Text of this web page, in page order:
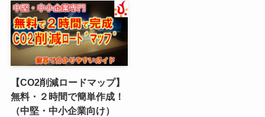
【CO2削減ロードマップ】
無料・２時間で簡単作成！
（中堅・中小企業向け）